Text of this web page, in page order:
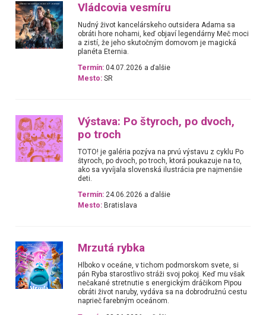
Vládcovia vesmíru
Nudný život kancelárskeho outsidera Adama sa
obráti hore nohami, keď objaví legendárny Meč moci
a zistí, že jeho skutočným domovom je magická
planéta Eternia.
Termín: 04.07.2026 a ďalšie
Mesto: SR
Výstava: Po štyroch, po dvoch,
po troch
TOTO! je galéria pozýva na prvú výstavu z cyklu Po
štyroch, po dvoch, po troch, ktorá poukazuje na to,
ako sa vyvíjala slovenská ilustrácia pre najmenšie
deti.
Termín: 24.06.2026 a ďalšie
Mesto: Bratislava
Mrzutá rybka
Hlboko v oceáne, v tichom podmorskom svete, si
pán Ryba starostlivo stráži svoj pokoj. Keď mu však
nečakané stretnutie s energickým dráčikom Pipou
obráti život naruby, vydáva sa na dobrodružnú cestu
naprieč farebným oceánom.